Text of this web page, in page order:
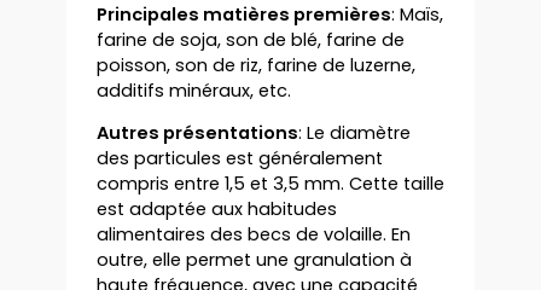
Principales matières premières: Maïs,
farine de soja, son de blé, farine de
poisson, son de riz, farine de luzerne,
additifs minéraux, etc.
Autres présentations: Le diamètre
des particules est généralement
compris entre 1,5 et 3,5 mm. Cette taille
est adaptée aux habitudes
alimentaires des becs de volaille. En
outre, elle permet une granulation à